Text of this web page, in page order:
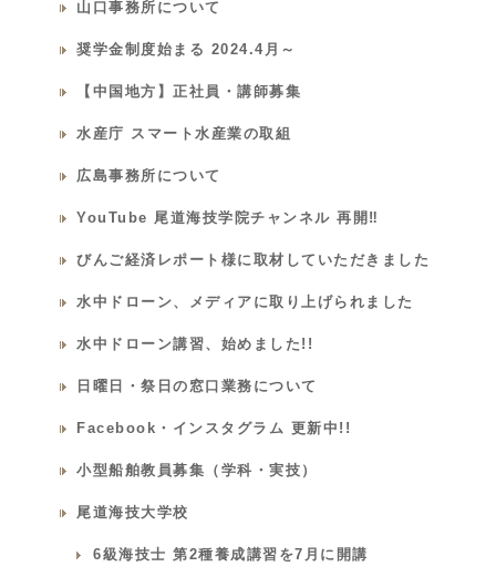
山口事務所について
奨学金制度始まる 2024.4月～
【中国地方】正社員・講師募集
水産庁 スマート水産業の取組
広島事務所について
YouTube 尾道海技学院チャンネル 再開‼
びんご経済レポート様に取材していただきました
水中ドローン、メディアに取り上げられました
水中ドローン講習、始めました!!
日曜日・祭日の窓口業務について
Facebook・インスタグラム 更新中!!
小型船舶教員募集（学科・実技）
尾道海技大学校
6級海技士 第2種養成講習を7月に開講